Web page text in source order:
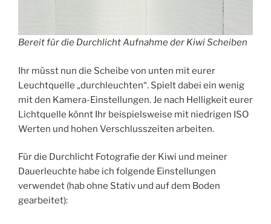
Bereit für die Durchlicht Aufnahme der Kiwi Scheiben
Ihr müsst nun die Scheibe von unten mit eurer
Leuchtquelle „durchleuchten“. Spielt dabei ein wenig
mit den Kamera-Einstellungen. Je nach Helligkeit eurer
Lichtquelle könnt Ihr beispielsweise mit niedrigen ISO
Werten und hohen Verschlusszeiten arbeiten.
Für die Durchlicht Fotografie der Kiwi und meiner
Dauerleuchte habe ich folgende Einstellungen
verwendet (hab ohne Stativ und auf dem Boden
gearbeitet):